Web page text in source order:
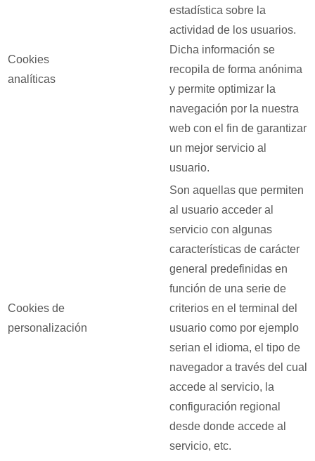
Cookies
analíticas
estadística sobre la
actividad de los usuarios.
Dicha información se
recopila de forma anónima
y permite optimizar la
navegación por la nuestra
web con el fin de garantizar
un mejor servicio al
usuario.
Cookies de
personalización
Son aquellas que permiten
al usuario acceder al
servicio con algunas
características de carácter
general predefinidas en
función de una serie de
criterios en el terminal del
usuario como por ejemplo
serian el idioma, el tipo de
navegador a través del cual
accede al servicio, la
configuración regional
desde donde accede al
servicio, etc.